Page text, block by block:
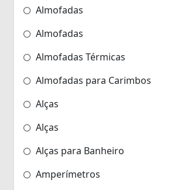
Almofadas
Almofadas
Almofadas Térmicas
Almofadas para Carimbos
Alças
Alças
Alças para Banheiro
Amperímetros